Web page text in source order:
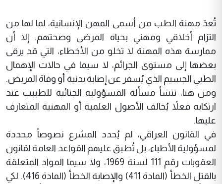
تُعدّ مهنة الطب من أسمى المهن الإنسانية، لما لها من
التزام أخلاقي ومهني بحياة المرضى وصحتهم. إلا أن
ممارسة هذه المهنة لا تخلو من الأخطاء، التي قد يرقى
بعضها إلى مستوى الجرائم، لا سيما في حالات الإهمال
الطبي الجسيم الذي يُسفر عن إصابة بدنية أو وفاة المريض.
ومن هنا، تنشأ مسألة المسؤولية الجنائية للطبيب عند
ارتكابه فعلاً يُخالف الأصول العلمية أو المهنية المتعارف
عليها.
في القانون العراقي، لم يُحدد المشرع نصوصاً محددة
لمسؤولية الأطباء، بل تُطبق عليهم القواعد العامة لقانون
العقوبات رقم 111 لسنة 1969، ولا سيما المواد المتعلقة
بالقتل الخطأ (المادة 411) والإصابة الخطأ (المادة 416). لكي